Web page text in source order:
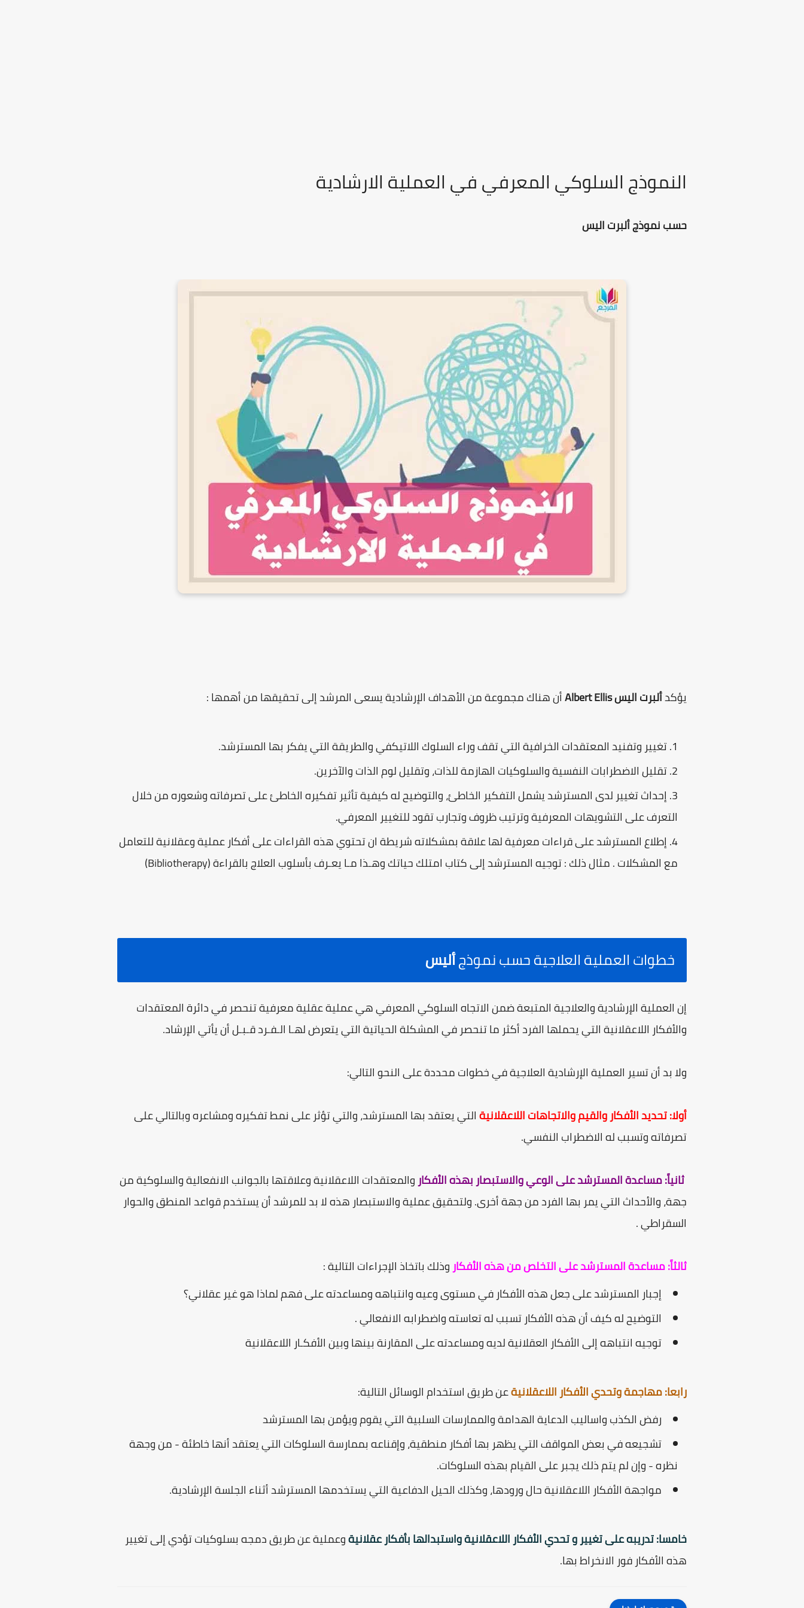
النموذج السلوكي المعرفي في العملية الارشادية
حسب نموذج ألبرت اليس
يؤكدألبرت اليس Albert Ellis أن هناك مجموعة من الأهداف الإرشادية يسعى المرشد إلى تحقيقها من أهمها :
تغيير وتفنيد المعتقدات الخرافية التي تقف وراء السلوك اللاتيكفي والطريقة التي يفكر بها المسترشد.
تقليل الاضطرابات النفسية والسلوكيات الهازمة للذات، وتقليل لوم الذات والآخرين.
إحداث تغيير لدى المسترشد يشمل التفكير الخاطئ، والتوضيح له كيفية تأثير تفكيره الخاطئ على تصرفاته وشعوره من خلال
التعرف على التشويهات المعرفية وترتيب ظروف وتجارب تقود للتغيير المعرفي.
إطلاع المسترشد على قراءات معرفية لها علاقة بمشكلاته شريطة ان تحتوي هذه القراءات على أفكار عملية وعقلانية للتعامل
مع المشكلات . مثال ذلك : توجيه المسترشد إلى كتاب امتلك حياتك وهـذا مـا يعـرف بأسلوب العلاج بالقراءة (Bibliotherapy)
خطوات العملية العلاجية حسب نموذجأليس
إن العملية الإرشادية والعلاجية المتبعة ضمن الاتجاه السلوكي المعرفي هي عملية عقلية معرفية تنحصر في دائرة المعتقدات
والأفكار اللاعقلانية التي يحملها الفرد أكثر ما تنحصر في المشكلة الحياتية التي يتعرض لهـا الـفـرد قـبـل أن يأتي الإرشاد.
ولا بد أن تسير العملية الإرشادية العلاجية في خطوات محددة على النحو التالي:
أولا: تحديد الأفكار والقيم والاتجاهات اللاعقلانيةالتي يعتقد بها المسترشد، والتي تؤثر على نمط تفكيره ومشاعره وبالتالي على
تصرفاته وتسبب له الاضطراب النفسي.
ثانياً: مساعدة المسترشد على الوعي والاستبصار بهذه الأفكاروالمعتقدات اللاعقلانية وعلاقتها بالجوانب الانفعالية والسلوكية من
جهة، والأحداث التي يمر بها الفرد من جهة أخرى. ولتحقيق عملية والاستبصار هذه لا بد للمرشد أن يستخدم قواعد المنطق والحوار
السقراطي .
ثالثاً: مساعدة المسترشد على التخلص من هذه الأفكاروذلك باتخاذ الإجراءات التالية :
إجبار المسترشد على جعل هذه الأفكار في مستوى وعيه وانتباهه ومساعدته على فهم لماذا هو غير عقلاني؟
التوضيح له كيف أن هذه الأفكار تسبب له تعاسته واضطرابه الانفعالي .
توجیه انتباهه إلى الأفكار العقلانية لديه ومساعدته على المقارنة بينها وبين الأفكـار اللاعقلانية
رابعا: مهاجمة وتحدي الأفكار اللاعقلانيةعن طريق استخدام الوسائل التالية:
رفض الكذب واساليب الدعاية الهدامة والممارسات السلبية التي يقوم ويؤمن بها المسترشد
تشجيعه في بعض المواقف التي يظهر بها أفكار منطقية، وإقناعه بممارسة السلوكات التي يعتقد أنها خاطئة - من وجهة
نظره - وإن لم يتم ذلك يجبر على القيام بهذه السلوكات.
مواجهة الأفكار اللاعقلانية حال ورودها، وكذلك الحيل الدفاعية التي يستخدمها المسترشد أثناء الجلسة الإرشادية.
خامسا: تدريبه على تغيير و تحدي الأفكار اللاعقلانية واستبدالها بأفكار عقلانيةوعملية عن طريق دمجه بسلوكيات تؤدي إلى تغيير
هذه الأفكار فور الانخراط بها.